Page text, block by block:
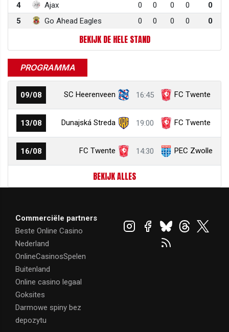
4
Ajax 0 0 0 0
0
5
Go Ahead Eagles 0 0 0 0 0
BEKIJK DE HELE STAND
PROGRAMMA
09/08 SC Heerenveen 16:45 FC Twente
13/08 Dunajská Streda 19:00 FC Twente
16/08 FC Twente 14:30 PEC Zwolle
BEKIJK ALLES
Commerciële partners
Beste Online Casino
Nederland
OnlineCasinosSpelen
Buitenland
Online casino legaal
Goksites
Darmowe spiny bez
depozytu